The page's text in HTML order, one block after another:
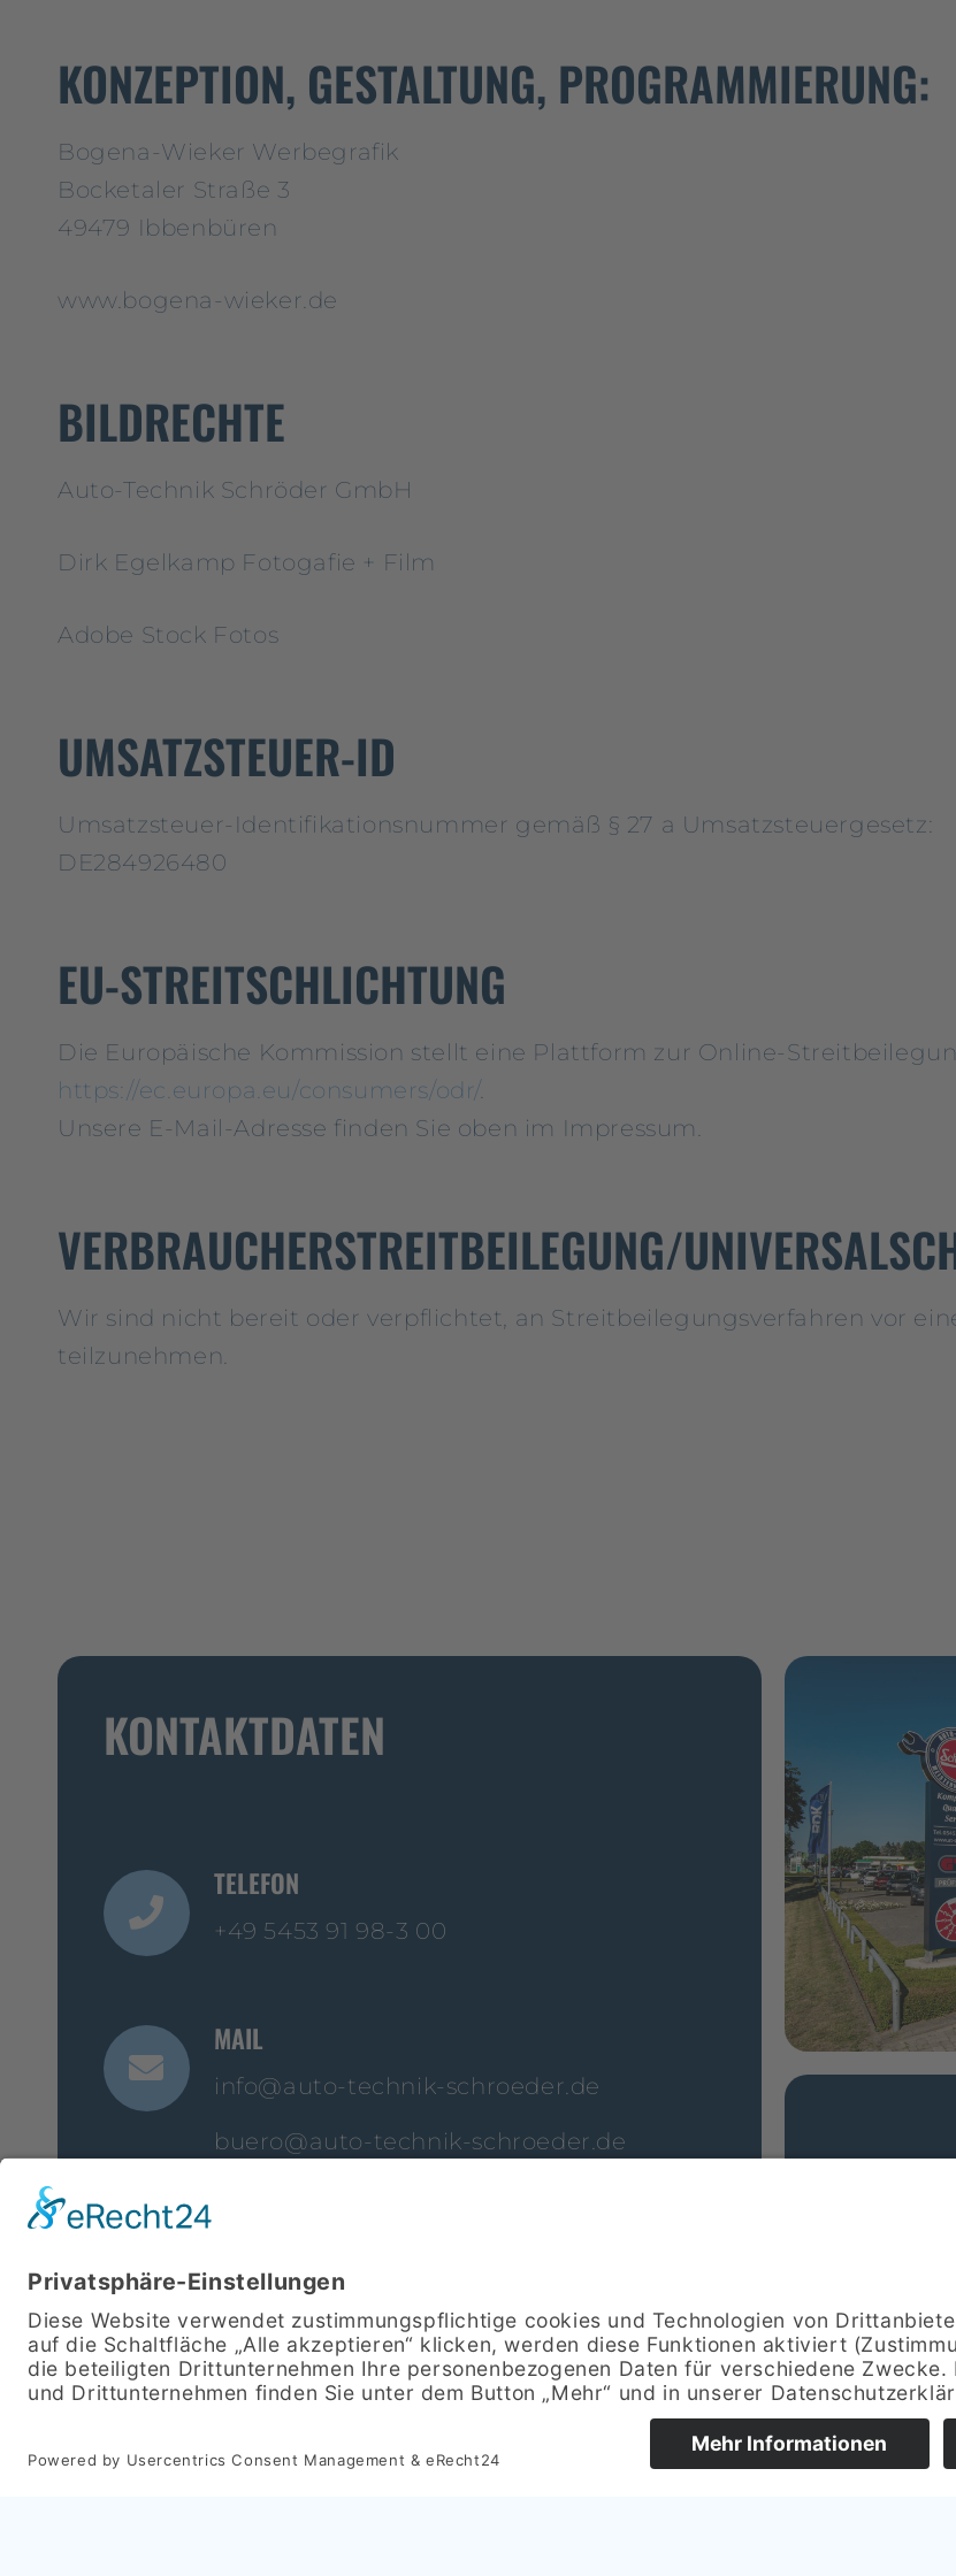
KONZEPTION, GESTALTUNG, PROGRAMMIERUNG:
Bogena-Wieker Werbegrafik
Bocketaler Straße 3
49479 Ibbenbüren
www.bogena-wieker.de
BILDRECHTE
Auto-Technik Schröder GmbH
Dirk Egelkamp Fotogafie + Film
Adobe Stock Fotos
UMSATZSTEUER-ID
Umsatzsteuer-Identifikationsnummer gemäß § 27 a Umsatzsteuergesetz:
DE284926480
EU-STREITSCHLICHTUNG
Die Europäische Kommission stellt eine Plattform zur Online-
https://ec.europa.eu/consumers/odr/.
Unsere E-Mail-Adresse finden Sie oben im Impressum.
VERBRAUCHER­STREIT­BEILEGUNG/
Wir sind nicht bereit oder verpflichtet, an Streitbeilegungsverfahren vor
teilzunehmen.
KONTAKTDATEN
TELEFON
+49 5453 91 98-3 00
MAIL
info@auto-technik-schroeder.de
buero@auto-technik-schroeder.de
ADRESSE
Steinbecker Straße 23 | 49509 Recke
ÖFFNUNGSZEITEN